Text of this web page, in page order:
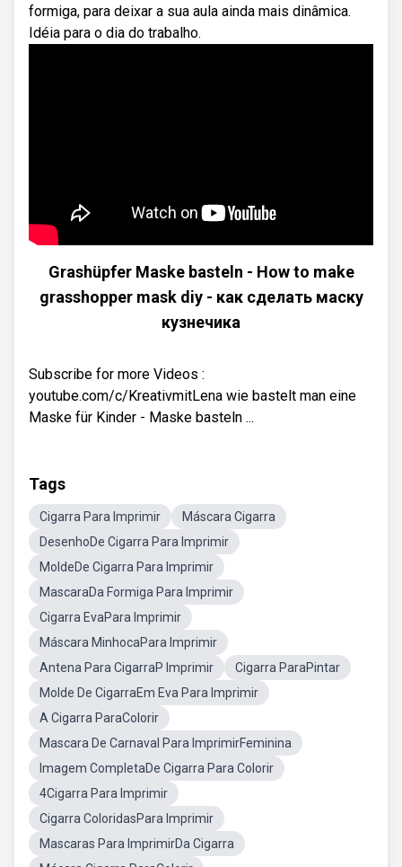
formiga, para deixar a sua aula ainda mais dinâmica.
Idéia para o dia do trabalho.
Grashüpfer Maske basteln - How to make
grasshopper mask diy - как сделать маску
кузнечика
Subscribe for more Videos :
youtube.com/c/KreativmitLena wie bastelt man eine
Maske für Kinder - Maske basteln ...
Tags
Cigarra Para Imprimir
Máscara Cigarra
DesenhoDe Cigarra Para Imprimir
MoldeDe Cigarra Para Imprimir
MascaraDa Formiga Para Imprimir
Cigarra EvaPara Imprimir
Máscara MinhocaPara Imprimir
Antena Para CigarraP Imprimir
Cigarra ParaPintar
Molde De CigarraEm Eva Para Imprimir
A Cigarra ParaColorir
Mascara De Carnaval Para ImprimirFeminina
Imagem CompletaDe Cigarra Para Colorir
4Cigarra Para Imprimir
Cigarra ColoridasPara Imprimir
Mascaras Para ImprimirDa Cigarra